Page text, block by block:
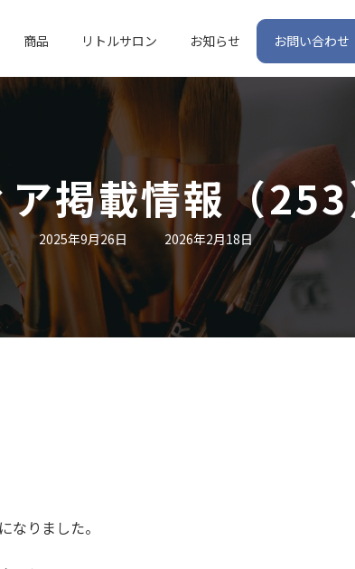
商品 リトルサロン お知らせ お問い合わせ
掲載情報（253
2025年9月26日 最
終
日
2026年2月18日
なりました。